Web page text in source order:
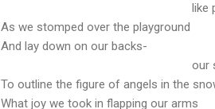
like
As we stomped over the playground
And lay down on our backs-
our
To outline the figure of angels in the
What joy we took in flapping our arms